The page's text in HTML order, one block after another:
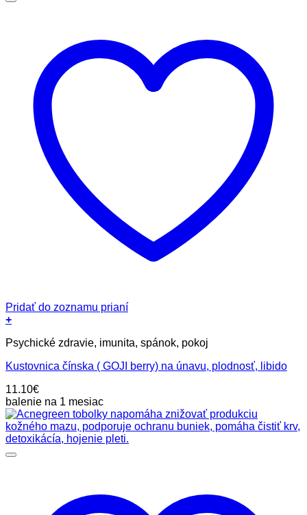
Pridať do zoznamu prianí
+
Psychické zdravie, imunita, spánok, pokoj
Kustovnica čínska ( GOJI berry) na únavu, plodnosť, libido
11.10€
balenie na 1 mesiac